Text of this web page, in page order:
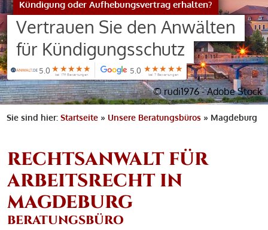
© rudi1976 - Adobe Stock
Kündigung oder Aufhebungsvertrag erhalten?
Vertrauen Sie den Anwälten
für Kündigungsschutz
5.0 ★★★★★
bei 179 Bewertungen 5.0 ★★★★★
bei 7 Bewertungen
Sie sind hier:Startseite » Unsere Beratungsbüros » Magdeburg
RECHTSANWALT FÜR
ARBEITSRECHT IN
MAGDEBURG
BERATUNGSBÜRO